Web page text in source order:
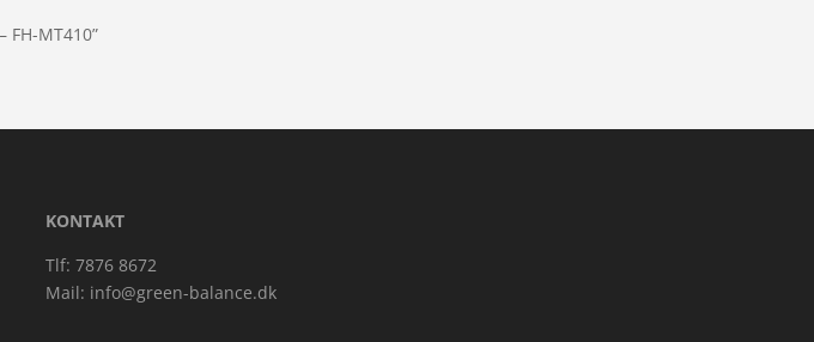
MT410”
KONTAKT
Tlf: 7876 8672
Mail: info@green-balance.dk